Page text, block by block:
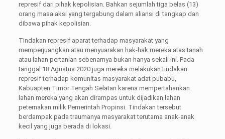
represif dari pihak kepolisian. Bahkan sejumlah tiga belas (13)
orang masa aksi yang tergabung dalam aliansi di tangkap dan
dibawa pihak kepolisian.
Tindakan represif aparat terhadap masyarakat yang
memperjuangkan atau menyuarakan hak-hak mereka atas tanah
atau lahan pertanian sebenarnya bukan hanya sekali ini. Pada
tanggal 18 Agustus 2020 juga mereka melakukan tindakan
represif terhadap komunitas masyarakat adat pubabu,
Kabuapten Timor Tengah Selatan karena mempertahankan
lahan mereka yang akan dirampas untuk dijadikan lahan
peternakan milik Pemerintah Propinsi. Tindakan tersebut
berdampak pada traumanya masyarakat terutama anak-anak
kecil yang juga berada di lokasi.